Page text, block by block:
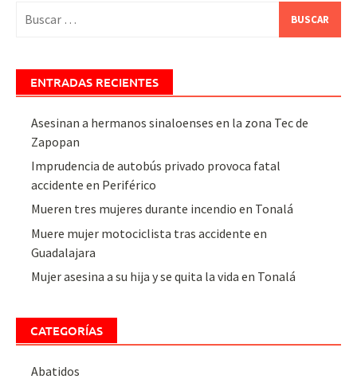
ENTRADAS RECIENTES
Asesinan a hermanos sinaloenses en la zona Tec de
Zapopan
Imprudencia de autobús privado provoca fatal
accidente en Periférico
Mueren tres mujeres durante incendio en Tonalá
Muere mujer motociclista tras accidente en
Guadalajara
Mujer asesina a su hija y se quita la vida en Tonalá
CATEGORÍAS
Abatidos